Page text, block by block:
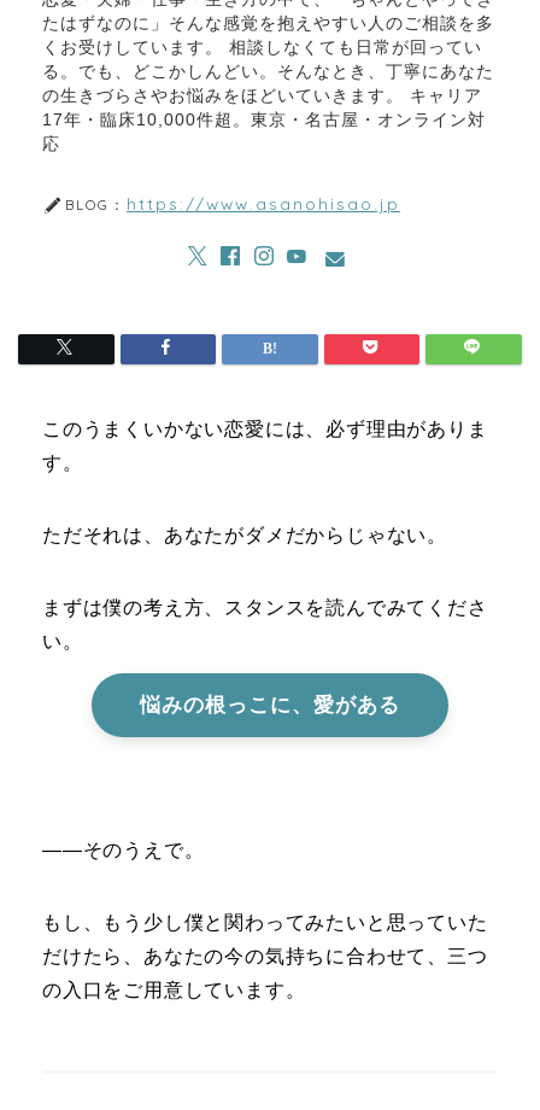
たはずなのに」そんな感覚を抱えやすい人のご相談を多
くお受けしています。 相談しなくても日常が回ってい
る。でも、どこかしんどい。そんなとき、丁寧にあなた
の生きづらさやお悩みをほどいていきます。 キャリア
17年・臨床10,000件超。東京・名古屋・オンライン対
応
BLOG： https://www.asanohisao.jp
このうまくいかない恋愛には、必ず理由がありま
す。
ただそれは、あなたがダメだからじゃない。
まずは僕の考え方、スタンスを読んでみてくださ
い。
悩みの根っこに、愛がある
――そのうえで。
もし、もう少し僕と関わってみたいと思っていた
だけたら、あなたの今の気持ちに合わせて、三つ
の入口をご用意しています。